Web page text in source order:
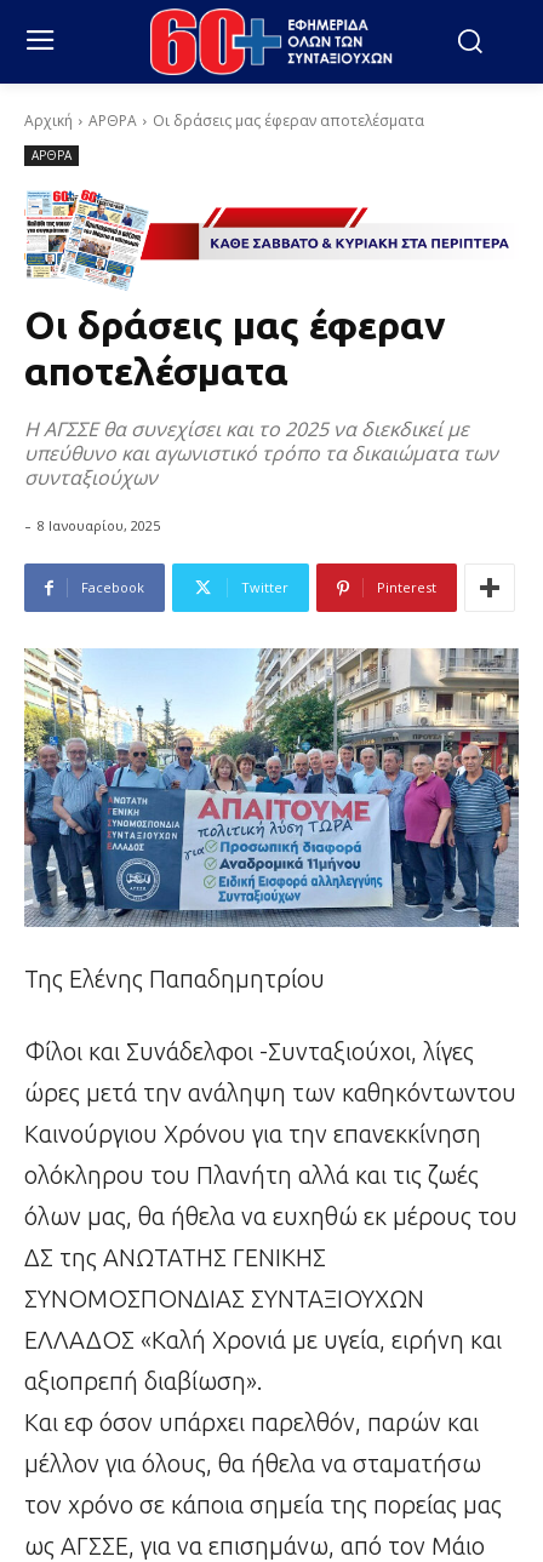
Αρχική ΑΡΘΡΑ Οι δράσεις μας έφεραν αποτελέσματα
ΑΡΘΡΑ
Οι δράσεις μας έφεραν
αποτελέσματα
Η ΑΓΣΣΕ θα συνεχίσει και το 2025 να διεκδικεί με
υπεύθυνο και αγωνιστικό τρόπο τα δικαιώματα των
συνταξιούχων
- 8 Ιανουαρίου, 2025
Facebook Twitter Pinterest
Της Ελένης Παπαδημητρίου
Φίλοι και Συνάδελφοι -Συνταξιούχοι, λίγες
ώρες μετά την ανάληψη των καθηκόντωντου
Καινούργιου Χρόνου για την επανεκκίνηση
ολόκληρου του Πλανήτη αλλά και τις ζωές
όλων μας, θα ήθελα να ευχηθώ εκ μέρους του
ΔΣ της ΑΝΩΤΑΤΗΣ ΓΕΝΙΚΗΣ
ΣΥΝΟΜΟΣΠΟΝΔΙΑΣ ΣΥΝΤΑΞΙΟΥΧΩΝ
ΕΛΛΑΔΟΣ «Καλή Χρονιά με υγεία, ειρήνη και
αξιοπρεπή διαβίωση».
Και εφ όσον υπάρχει παρελθόν, παρών και
μέλλον για όλους, θα ήθελα να σταματήσω
τον χρόνο σε κάποια σημεία της πορείας μας
ως ΑΓΣΣΕ, για να επισημάνω, από τον Μάιο